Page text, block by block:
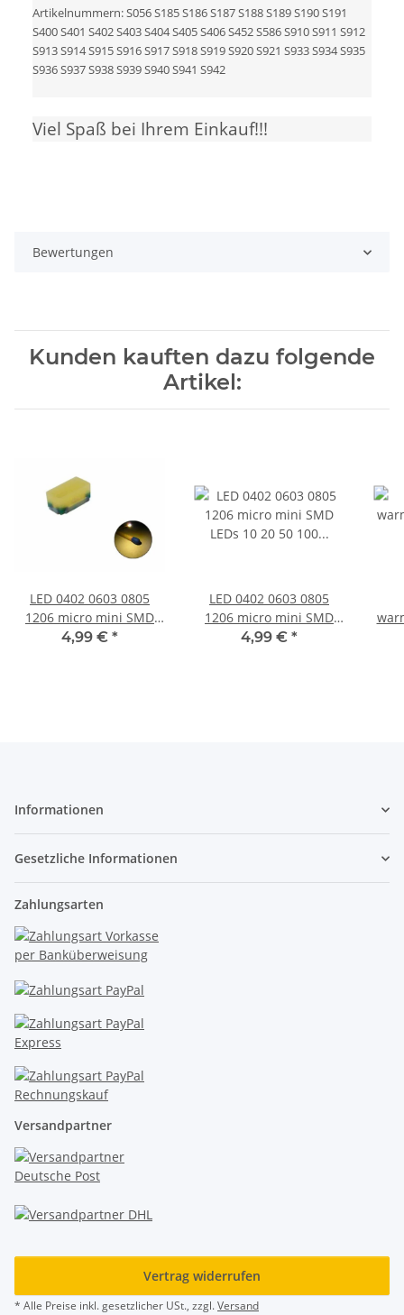
Artikelnummern: S056 S185 S186 S187 S188 S189 S190 S191
S400 S401 S402 S403 S404 S405 S406 S452 S586 S910 S911 S912
S913 S914 S915 S916 S917 S918 S919 S920 S921 S933 S934 S935
S936 S937 S938 S939 S940 S941 S942
Viel Spaß bei Ihrem Einkauf!!!
Bewertungen
Kunden kauften dazu folgende
Artikel:
LED 0402 0603 0805
1206 micro mini SMD
LEDs 10 20 50 100 Stück
4,99 € *
LED 0402 0603 0805
1206 micro mini SMD
LEDs 10 20 50 100 Stück
4,99 € *
Informationen
Gesetzliche Informationen
Zahlungsarten
Versandpartner
Vertrag widerrufen
* Alle Preise inkl. gesetzlicher USt., zzgl.Versand